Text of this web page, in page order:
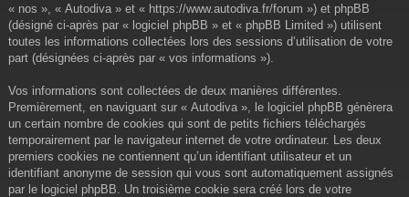
« nos », « Autodiva » et « https://www.autodiva.fr/forum ») et phpBB
(désigné ci-après par « logiciel phpBB » et « phpBB Limited ») utilisent
toutes les informations collectées lors des sessions d’utilisation de votre
part (désignées ci-après par « vos informations »).
Vos informations sont collectées de deux manières différentes.
Premièrement, en naviguant sur « Autodiva », le logiciel phpBB génèrera
un certain nombre de cookies qui sont de petits fichiers téléchargés
temporairement par le navigateur internet de votre ordinateur. Les deux
premiers cookies ne contiennent qu’un identifiant utilisateur et un
identifiant anonyme de session qui vous sont automatiquement assignés
par le logiciel phpBB. Un troisième cookie sera créé lors de votre